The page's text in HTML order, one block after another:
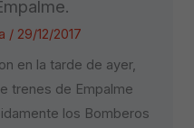
/ 29/12/2017
en la tarde de ayer,
trenes de Empalme
los Bomberos